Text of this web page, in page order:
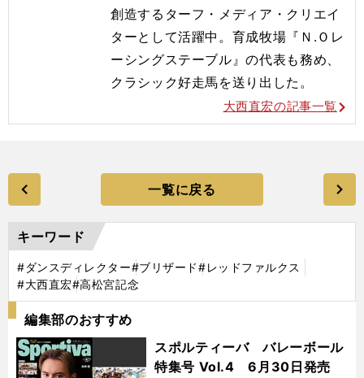
創造するターフ・メディア・クリエイ
ターとして活躍中。育成牧場『Ｎ.Ｏレ
ーシングステーブル』の代表も務め、
クラシック好走馬を送り出した。
大西直宏の記事一覧
一覧に戻る
キーワード
#ダンスディレクター#ブリザード#レッドファルクス
#大西直宏#高松宮記念
編集部のおすすめ
スポルティーバ バレーボール
特集号 Vol.4 6月30日発売